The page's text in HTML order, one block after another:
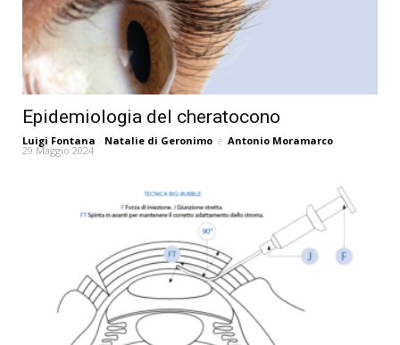
Epidemiologia del cheratocono
Luigi Fontana , Natalie di Geronimo e Antonio Moramarco
29 Maggio 2024